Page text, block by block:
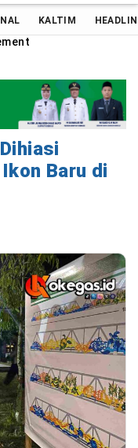
Terkini!
KALTIM
Baru di